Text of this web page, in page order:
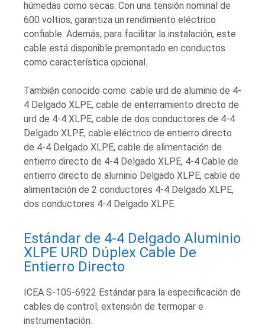
húmedas como secas. Con una tensión nominal de
600 voltios, garantiza un rendimiento eléctrico
confiable. Además, para facilitar la instalación, este
cable está disponible premontado en conductos
como característica opcional.
También conocido como: cable urd de aluminio de 4-
4 Delgado XLPE, cable de enterramiento directo de
urd de 4-4 XLPE, cable de dos conductores de 4-4
Delgado XLPE, cable eléctrico de entierro directo
de 4-4 Delgado XLPE, cable de alimentación de
entierro directo de 4-4 Delgado XLPE, 4-4 Cable de
entierro directo de aluminio Delgado XLPE, cable de
alimentación de 2 conductores 4-4 Delgado XLPE,
dos conductores 4-4 Delgado XLPE.
Estándar de 4-4 Delgado Aluminio
XLPE URD Dúplex Cable De
Entierro Directo
ICEA S-105-6922 Estándar para la especificación de
cables de control, extensión de termopar e
instrumentación.